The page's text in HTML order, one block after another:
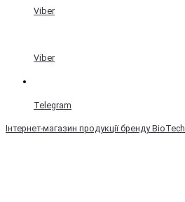
Viber
Viber
Telegram
Інтернет-магазин продукції бренду BioTech